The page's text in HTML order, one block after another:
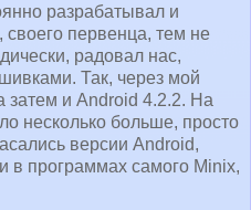
разрабатывал и
своего первенца, тем не
радовал нас,
Так, через мой
затем и Android 4.2.2. На
несколько больше, просто
версии Android,
в программах самого Minix,